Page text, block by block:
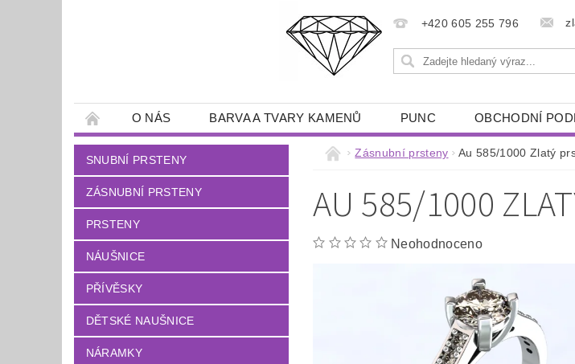
+420 605 255 796
O NÁS BARVA A TVARY KAMENŮ PUNC OBCHODNÍ
SNUBNÍ PRSTENY
ZÁSNUBNÍ PRSTENY
PRSTENY
NÁUŠNICE
PŘÍVĚSKY
DĚTSKÉ NAUŠNICE
NÁRAMKY
Zásnubní prsteny Au 585/1000 Zlatý
AU 585/1000
Neohodnoceno